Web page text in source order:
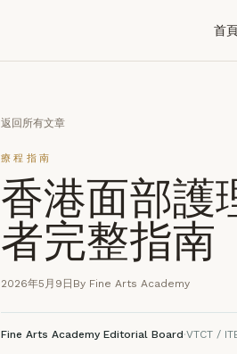
首
返回所有文章
療程指南
香港面部護
者完整指南
2026年5月9日 By Fine Arts Academy
Fine Arts Academy Editorial Board·VTCT /